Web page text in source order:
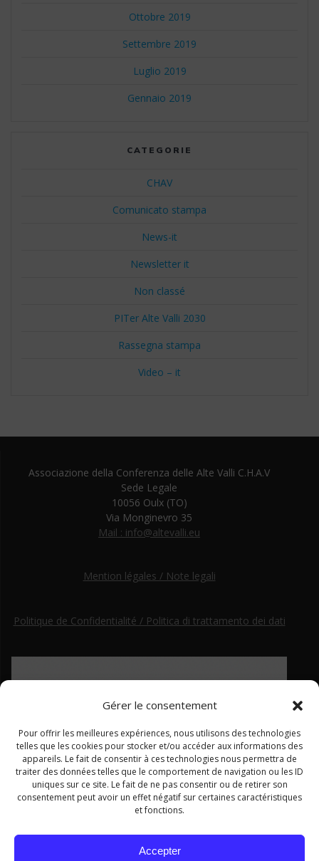
Gérer le consentement
Pour offrir les meilleures expériences, nous utilisons des technologies
telles que les cookies pour stocker et/ou accéder aux informations des
appareils. Le fait de consentir à ces technologies nous permettra de
traiter des données telles que le comportement de navigation ou les ID
uniques sur ce site. Le fait de ne pas consentir ou de retirer son
consentement peut avoir un effet négatif sur certaines caractéristiques
et fonctions.
Accepter
Ottobre 2019
Settembre 2019
Luglio 2019
Gennaio 2019
CATEGORIE
CHAV
Comunicato stampa
News-it
Newsletter it
Non classé
PITer Alte Valli 2030
Rassegna stampa
Video – it
Associazione della Conferenza delle Alte Valli C.H.A.V
Sede Legale
10056 Oulx (TO)
Via Monginevro 35
Mail : info@altevalli.eu
Mention légales / Note legali
Politique de Confidentialité / Politica di trattamento dei dati
2014–2020